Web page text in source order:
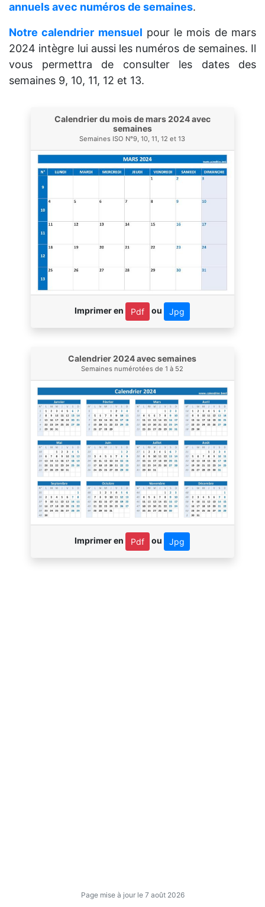
annuels avec numéros de semaines.
Notre calendrier mensuel pour le mois de mars
2024 intègre lui aussi les numéros de semaines. Il
vous permettra de consulter les dates des
semaines 9, 10, 11, 12 et 13.
Calendrier du mois de mars 2024 avec
semaines
Semaines ISO N°9, 10, 11, 12 et 13
Imprimer en Pdf ou Jpg
Calendrier 2024 avec semaines
Semaines numérotées de 1 à 52
Imprimer en Pdf ou Jpg
Page mise à jour le 7 août 2026